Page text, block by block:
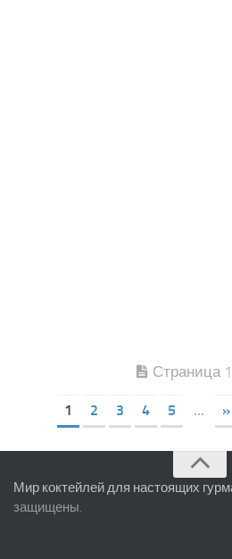
Страница
1 2 3 4 5 ... »
Мир коктейлей для настоящих
защищены.